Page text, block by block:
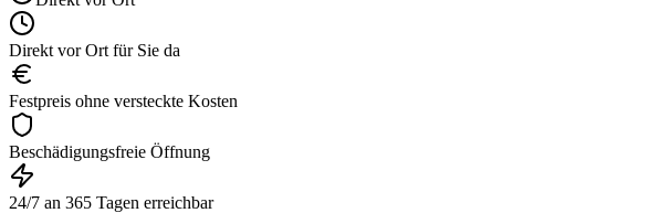
Direkt vor Ort für Sie da
Festpreis ohne versteckte Kosten
Beschädigungsfreie Öffnung
24/7 an 365 Tagen erreichbar